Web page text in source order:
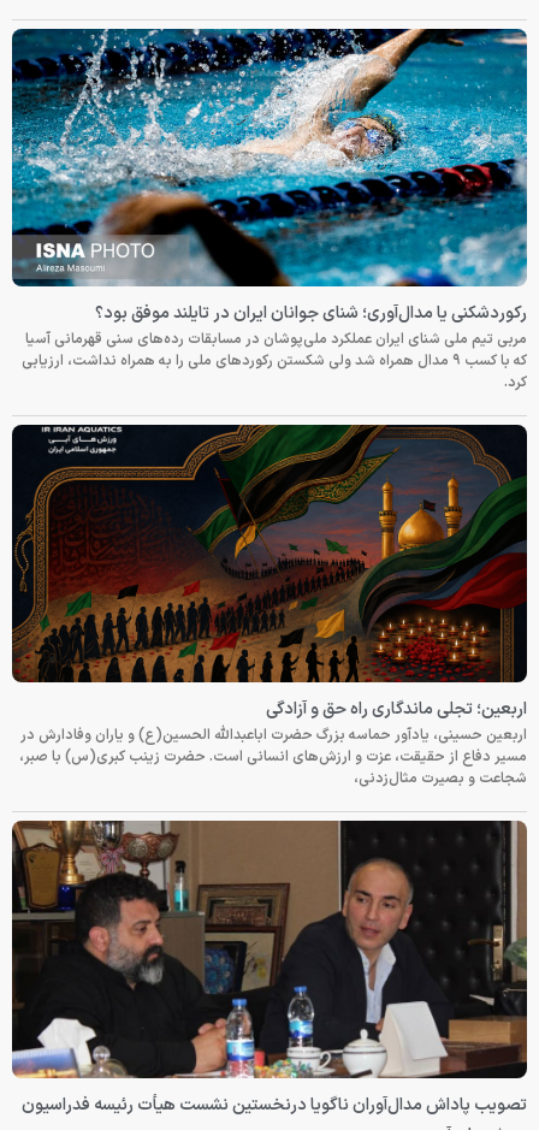
رکوردشکنی یا مدال‌آوری؛ شنای جوانان ایران در تایلند موفق بود؟
مربی تیم ملی شنای ایران عملکرد ملی‌پوشان در مسابقات رده‌های سنی قهرمانی آسیا
که با کسب ۹ مدال همراه شد ولی شکستن رکوردهای ملی را به همراه نداشت، ارزیابی
کرد.
اربعین؛ تجلی ماندگاری راه حق و آزادگی
اربعین حسینی، یادآور حماسه بزرگ حضرت اباعبدالله الحسین(ع) و یاران وفادارش در
مسیر دفاع از حقیقت، عزت و ارزش‌های انسانی است. حضرت زینب کبری(س) با صبر،
شجاعت و بصیرت مثال‌زدنی،
تصویب پاداش مدال‌آوران ناگویا درنخستین نشست هیأت رئیسه فدراسیون